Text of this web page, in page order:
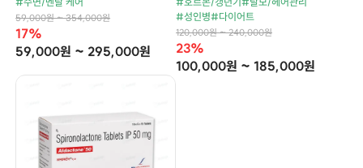
59,000원 ~ 354,000원
17%
59,000원 ~ 295,000원
#성인병#다이어트
120,000원 ~ 240,000원
23%
100,000원 ~ 185,000원